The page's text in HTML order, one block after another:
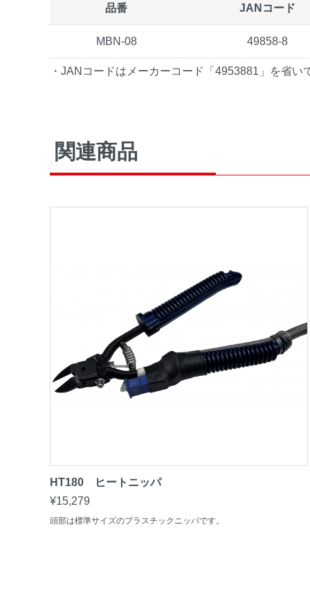
品番 JANコード
MBN-08 49858-8
・JANコードはメーカーコード「4953881」を省い
関連商品
HT180 ヒートニッパ
¥15,279
頭部は標準サイズのプラスチックニッパです。